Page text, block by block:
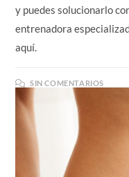
y puedes solucionarlo
entrenadora
aquí.
SIN COMENTARIOS